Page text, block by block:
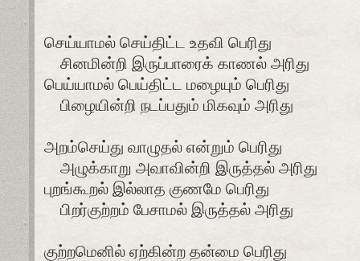
செய்யாமல் செய்திட்ட உதவி பெரிது
சினமின்றி இருப்பாரைக் காணல் அரிது
பெய்யாமல் பெய்திட்ட மழையும் பெரிது
பிழையின்றி நடப்பதும் மிகவும் அரிது
அறம்செய்து வாழுதல் என்றும் பெரிது
அழுக்காறு அவாவின்றி இருத்தல் அரிது
புறங்கூறல் இல்லாத குணமே பெரிது
பிறர்குற்றம் பேசாமல் இருத்தல் அரிது
குற்றமெனில் ஏற்கின்ற தன்மை பெரிது